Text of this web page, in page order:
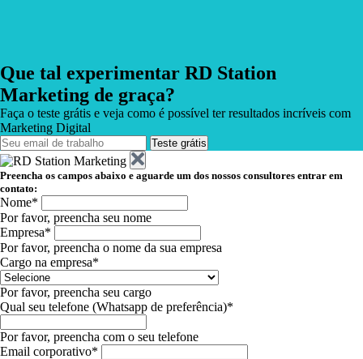
Que tal experimentar RD Station
Marketing de graça?
Faça o teste grátis e veja como é possível ter resultados incríveis com
Marketing Digital
Teste grátis
Preencha os campos abaixo e aguarde um dos nossos consultores entrar em
contato:
Nome*
Por favor, preencha seu nome
Empresa*
Por favor, preencha o nome da sua empresa
Cargo na empresa*
Por favor, preencha seu cargo
Qual seu telefone (Whatsapp de preferência)*
Por favor, preencha com o seu telefone
Email corporativo*